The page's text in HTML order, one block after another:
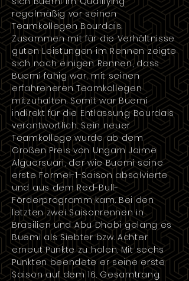
regelmäßig vor seinen
Teamkollegen Bourdais.
Zusammen mit für die Verhältnisse
guten Leistungen im Rennen zeigte
sich nach einigen Rennen, dass
Buemi fähig war, mit seinen
erfahreneren Teamkollegen
mitzuhalten. Somit war Buemi
indirekt für die Entlassung Bourdais
verantwortlich. Sein neuer
Teamkollege wurde ab dem
Großen Preis von Ungarn Jaime
Alguersuari, der wie Buemi seine
erste Formel-1-Saison absolvierte
und aus dem Red-Bull-
Förderprogramm kam. Bei den
letzten zwei Saisonrennen in
BrasilienundAbu Dhabigelang es
Buemi als Siebter bzw. Achter
erneut Punkte zu holen. Mit sechs
Punkten beendete er seine erste
Saison auf dem 16. Gesamtrang.